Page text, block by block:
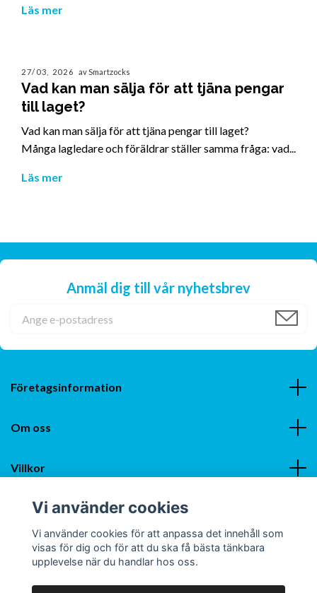
Läs mer
27/03, 2026 av Smartzocks
Vad kan man sälja för att tjäna pengar
till laget?
Vad kan man sälja för att tjäna pengar till laget?
Många lagledare och föräldrar ställer samma fråga: vad...
Läs mer
Anmäl dig till vår nyhetsbrev
Företagsinformation
Om oss
Villkor
Sociala medier
Vi använder cookies
Vi använder cookies för att anpassa det innehåll som
visas för dig och för att du ska få bästa tänkbara
upplevelse när du handlar hos oss.